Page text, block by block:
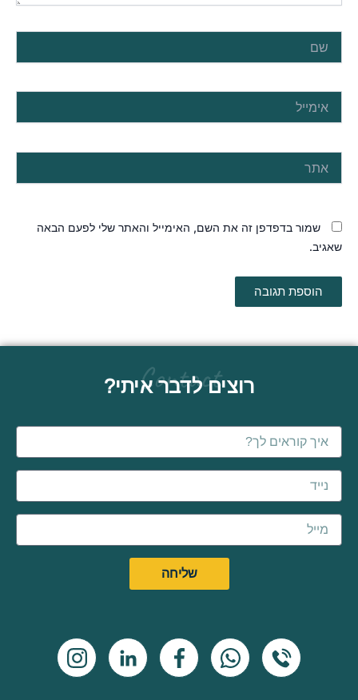
שמור בדפדפן זה את השם, האימייל והאתר שלי לפעם הבאה
שאגיב.
רוצים לדבר איתי?
Contact
Name
Email
שליחה